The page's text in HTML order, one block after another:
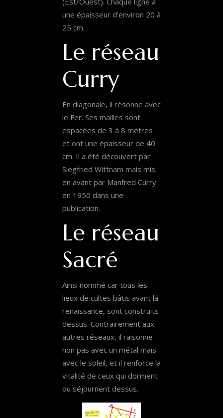
une épaisseur d’environ 20 à
25 cm.
Le réseau
Curry
En diagonale, il résonne avec
le Fer. Ses mailles sont
espacées de 3 à 8 mètres
et ont une épaisseur de 40
cm. Il a été découvert par
Siegfried Wittnam mais mis
en avant par Manfred Curry
en 1950 dans une
publication.
Le réseau
Sacré
Ainsi nommé car tous les
lieux de cultes bâtis avant la
renaissance, sont construits
dessus. Contrairement aux
autres réseaux, il raisonne
non pas avec un métal mais
avec le soleil, et il renforce la
vitalité de ceux qui dorment
ou séjournent dessus.